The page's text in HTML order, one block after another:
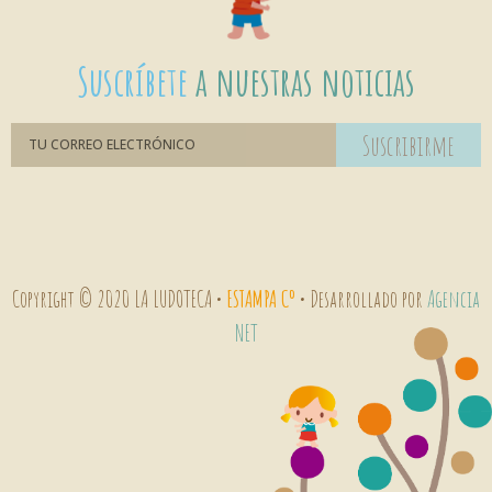
Suscríbetea nuestras noticias
Suscribirme
Copyright © 2020 LA LUDOTECA • ESTAMPA Cº • Desarrollado porAgencia
NET